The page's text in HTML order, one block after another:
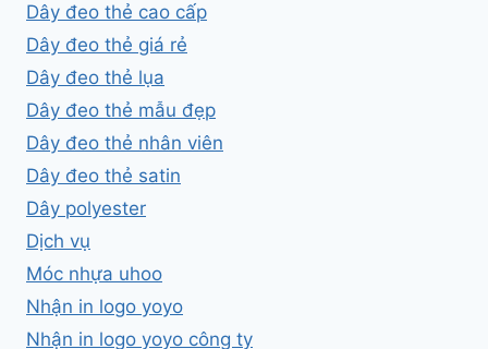
Dây đeo thẻ cao cấp
Dây đeo thẻ giá rẻ
Dây đeo thẻ lụa
Dây đeo thẻ mẫu đẹp
Dây đeo thẻ nhân viên
Dây đeo thẻ satin
Dây polyester
Dịch vụ
Móc nhựa uhoo
Nhận in logo yoyo
Nhận in logo yoyo công ty